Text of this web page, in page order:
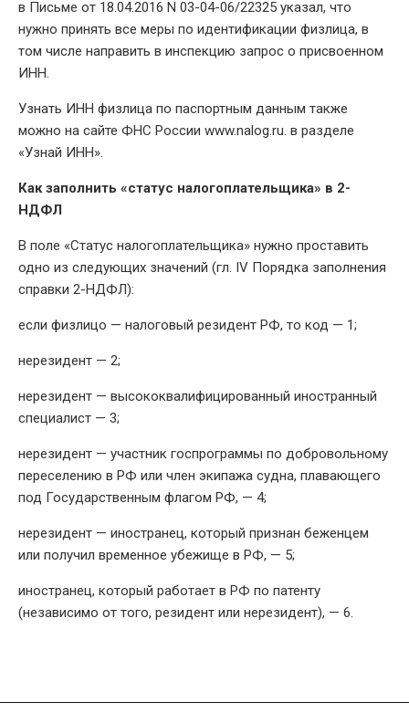
в Письме от 18.04.2016 N 03-04-06/22325 указал, что
нужно принять все меры по идентификации физлица, в
том числе направить в инспекцию запрос о присвоенном
ИНН.
Узнать ИНН физлица по паспортным данным также
можно на сайте ФНС России www.nalog.ru. в разделе
«Узнай ИНН».
Как заполнить «статус налогоплательщика» в 2-
НДФЛ
В поле «Статус налогоплательщика» нужно проставить
одно из следующих значений (гл. IV Порядка заполнения
справки 2-НДФЛ):
если физлицо — налоговый резидент РФ, то код — 1;
нерезидент — 2;
нерезидент — высококвалифицированный иностранный
специалист — 3;
нерезидент — участник госпрограммы по добровольному
переселению в РФ или член экипажа судна, плавающего
под Государственным флагом РФ, — 4;
нерезидент — иностранец, который признан беженцем
или получил временное убежище в РФ, — 5;
иностранец, который работает в РФ по патенту
(независимо от того, резидент или нерезидент), — 6.